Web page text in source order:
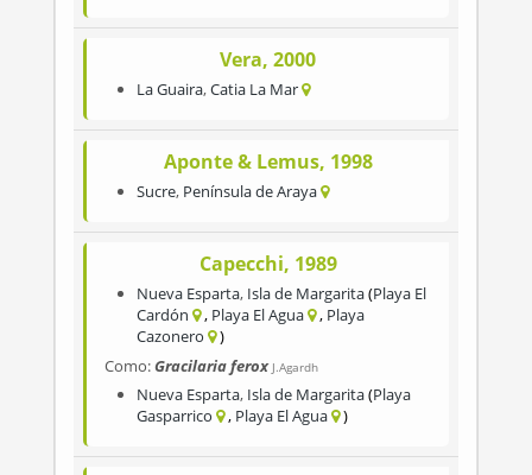
Vera, 2000
La Guaira,Catia La Mar
Aponte & Lemus, 1998
Sucre, Península de Araya
Capecchi, 1989
Nueva Esparta, Isla de Margarita Playa El
Cardón
Playa El Agua
Playa
Cazonero
Como:Gracilaria ferox J.Agardh
Nueva Esparta, Isla de Margarita Playa
Gasparrico
Playa El Agua